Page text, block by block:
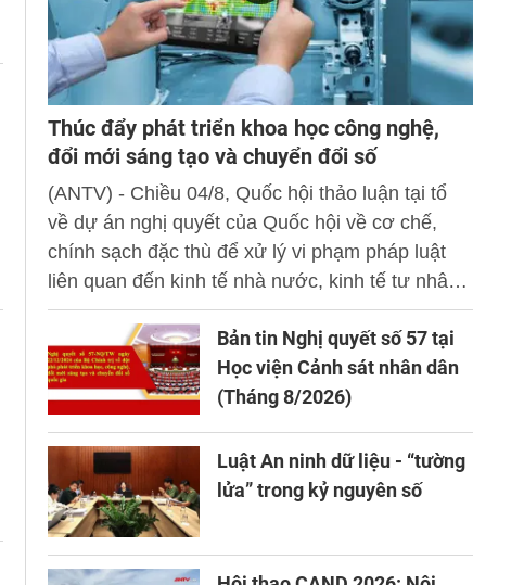
Thúc đẩy phát triển khoa học công nghệ,
đổi mới sáng tạo và chuyển đổi số
(ANTV) - Chiều 04/8, Quốc hội thảo luận tại tổ
về dự án nghị quyết của Quốc hội về cơ chế,
chính sạch đặc thù để xử lý vi phạm pháp luật
liên quan đến kinh tế nhà nước, kinh tế tư nhân
và ứng dụng khoa học công nghệ, đổi mới sáng
tạo và chuyển đổi số.Bản tin Nghị quyết số 57 tại
Học viện Cảnh sát nhân dân
(Tháng 8/2026)
Luật An ninh dữ liệu - “tường
lửa” trong kỷ nguyên số